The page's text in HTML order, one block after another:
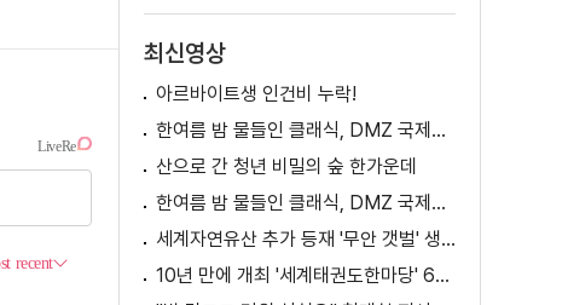
최신영상
아르바이트생 인건비 누락!
한여름 밤 물들인 클래식, DMZ 국제음악제 성황
산으로 간 청년 비밀의 숲 한가운데
한여름 밤 물들인 클래식, DMZ 국제음악제 성황
세계자연유산 추가 등재 '무안 갯벌' 생태 체험
10년 만에 개최 '세계태권도한마당' 61개국 참가